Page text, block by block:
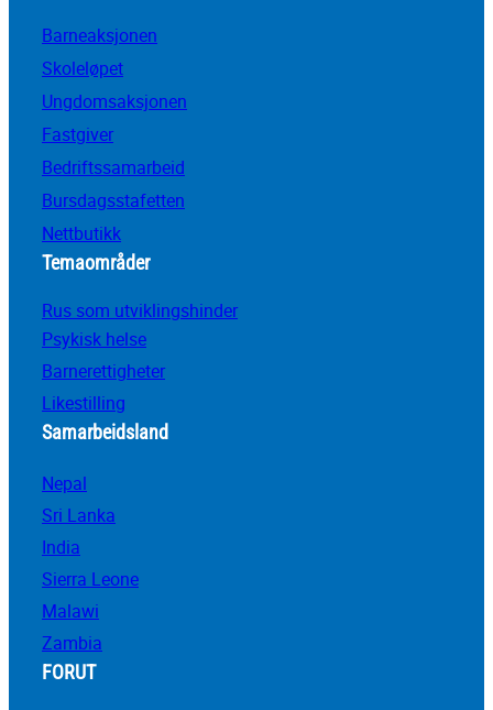
Barneaksjonen
Skoleløpet
Ungdomsaksjonen
Fastgiver
Bedriftssamarbeid
Bursdagsstafetten
Nettbutikk
Temaområder
Rus som utviklingshinder
Psykisk helse
Barnerettigheter
Likestilling
Samarbeidsland
Nepal
Sri Lanka
India
Sierra Leone
Malawi
Zambia
FORUT